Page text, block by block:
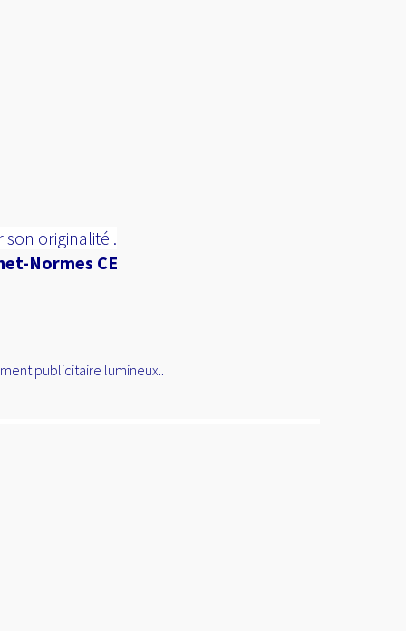
originalité .
Normes CE
publicitaire lumineux..